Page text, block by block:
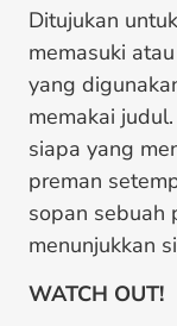
Ditujukan
memasuki
yang
memakai
siapa yang
preman
sopan sebuah
menunjukkan
WATCH OUT!